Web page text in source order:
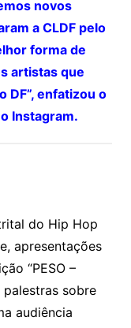
novos
a CLDF pelo
forma de
artistas que
DF”, enfatizou o
Instagram.
do Hip Hop
apresentações
“PESO –
palestras sobre
audiência